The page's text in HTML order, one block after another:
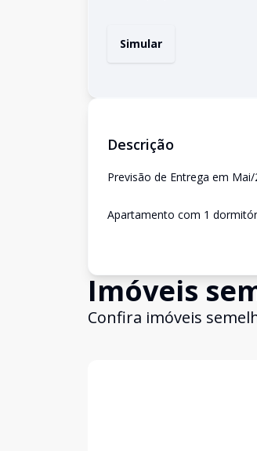
Simular
Descrição
Previsão de Entrega em Mai/
Apartamento com 1
Imóveis
Confira imóveis